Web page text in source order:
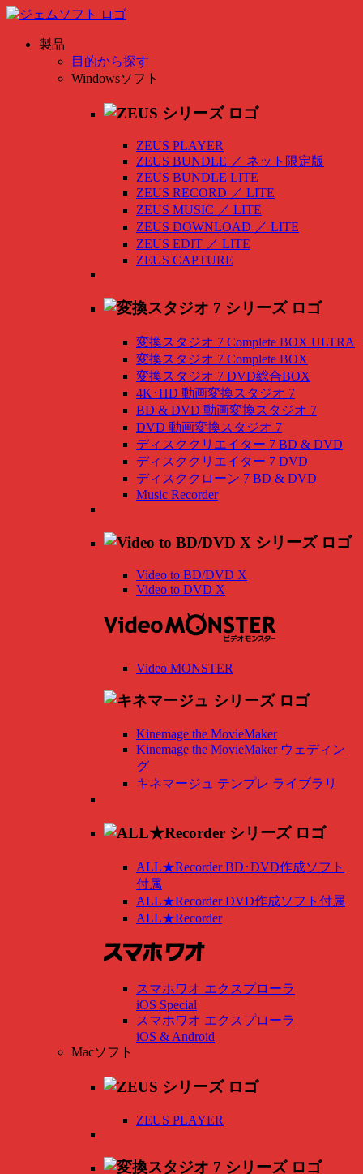
製品
目的から探す
Windowsソフト
ZEUS PLAYER
ZEUS BUNDLE ／ ネット限定版
ZEUS BUNDLE LITE
ZEUS RECORD ／ LITE
ZEUS MUSIC ／ LITE
ZEUS DOWNLOAD ／ LITE
ZEUS EDIT ／ LITE
ZEUS CAPTURE
変換スタジオ 7 Complete BOX ULTRA
変換スタジオ 7 Complete BOX
変換スタジオ 7 DVD総合BOX
4K･HD 動画変換スタジオ 7
BD & DVD 動画変換スタジオ 7
DVD 動画変換スタジオ 7
ディスククリエイター 7 BD & DVD
ディスククリエイター 7 DVD
ディスククローン 7 BD & DVD
Music Recorder
Video to BD/DVD X
Video to DVD X
Video MONSTER
Kinemage the MovieMaker
Kinemage the MovieMaker ウェディン
グ
キネマージュ テンプレ ライブラリ
ALL★Recorder BD･DVD作成ソフト
付属
ALL★Recorder DVD作成ソフト付属
ALL★Recorder
スマホワオ エクスプローラ
iOS Special
スマホワオ エクスプローラ
iOS & Android
Macソフト
ZEUS PLAYER